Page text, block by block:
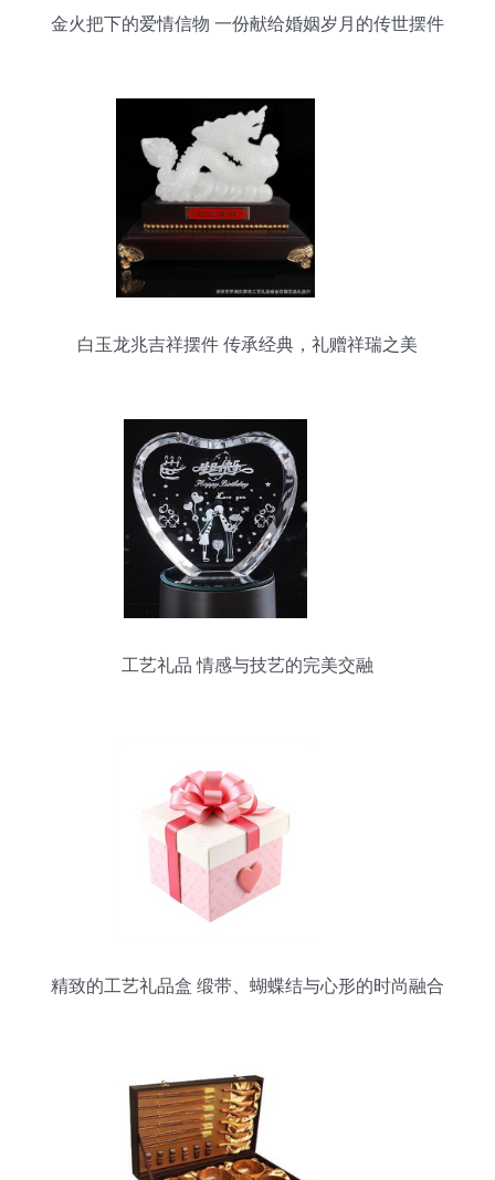
金火把下的爱情信物 一份献给婚姻岁月的传世摆件
白玉龙兆吉祥摆件 传承经典，礼赠祥瑞之美
工艺礼品 情感与技艺的完美交融
精致的工艺礼品盒 缎带、蝴蝶结与心形的时尚融合